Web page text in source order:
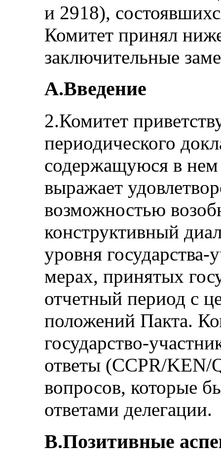
и 2918),
Комитет принял
заключительные
А.Введение
2.Комитет
периодического
содержащуюся в
выражает
возможностью
конструктивный
уровня
мерах, принятых
отчетный период с
положений Пакта.
государство-
ответы (CCPR/KEN/
вопросов, которые
ответами делегации.
В.Позитивные